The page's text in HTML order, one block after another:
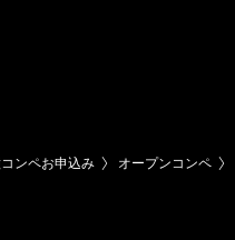
ンペお申込み オープンコンペ